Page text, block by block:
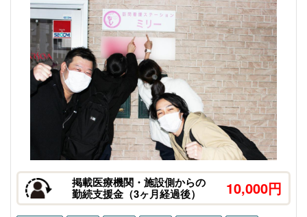
掲載医療機関・施設側からの
勤続支援金（3ヶ月経過後） 10,000円